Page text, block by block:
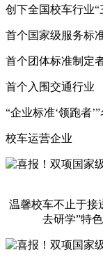
创下全国校车行业“
首个国家级服务标
首个团体标准制定
首个入围交通行业
“企业标准‘领跑者
校车运营企业
温馨校车不止于接
去研学”特